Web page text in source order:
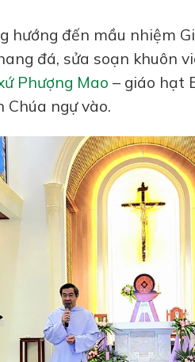
hướng đến mầu nhiệm
đá, sửa soạn khuôn
Phượng Mao – giáo hạt
Chúa ngự vào.